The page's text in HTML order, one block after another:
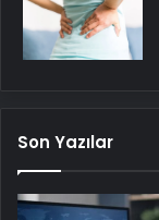
Son Yazılar